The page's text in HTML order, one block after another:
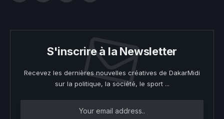
S'inscrire à la Newsletter
Recevez les dernières nouvelles créatives de DakarMidi
sur la politique, la société, le sport ...